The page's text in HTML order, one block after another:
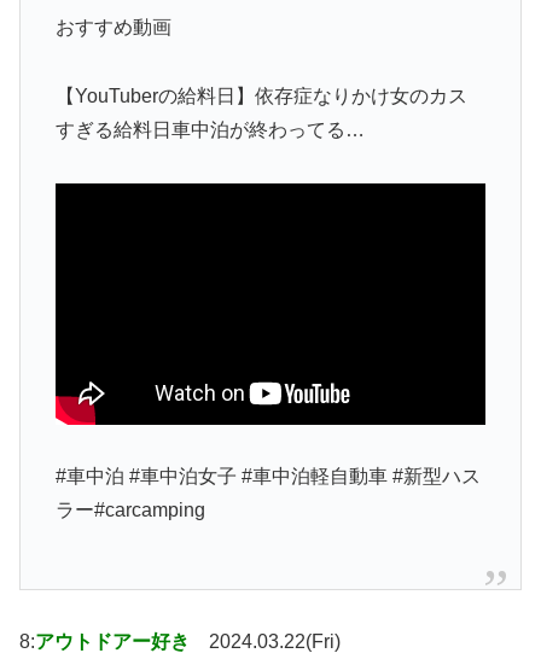
おすすめ動画
【YouTuberの給料日】依存症なりかけ女のカス
すぎる給料日車中泊が終わってる…
#車中泊 #車中泊女子 #車中泊軽自動車 #新型ハス
ラー#carcamping
8:アウトドアー好き 2024.03.22(Fri)